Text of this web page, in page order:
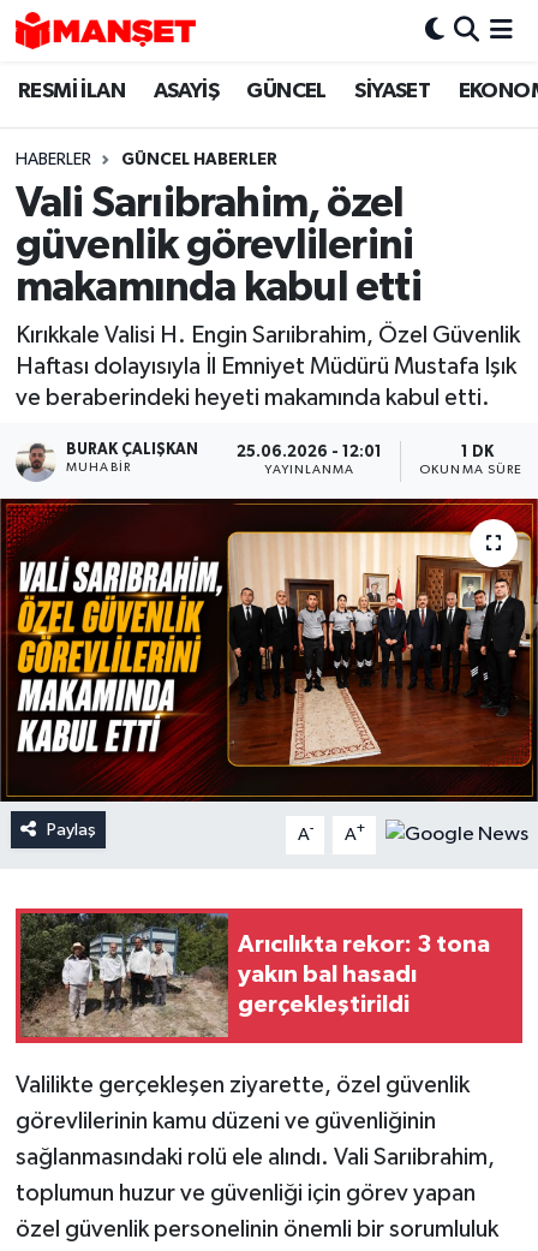
RESMİ İLAN ASAYİŞ GÜNCEL SİYASET
HABERLER GÜNCEL HABERLER
Vali Sarıibrahim, özel
güvenlik görevlilerini
makamında kabul etti
Kırıkkale Valisi H. Engin Sarıibrahim, Özel Güvenlik
Haftası dolayısıyla İl Emniyet Müdürü Mustafa Işık
ve beraberindeki heyeti makamında kabul etti.
BURAK ÇALIŞKAN
MUHABIR
25.06.2026 - 12:01
YAYINLANMA
1 DK
OKUNMA SÜRESI
Paylaş A- A+
Arıcılıkta rekor: 3 tona
yakın bal hasadı
gerçekleştirildi
Valilikte gerçekleşen ziyarette, özel güvenlik
görevlilerinin kamu düzeni ve güvenliğinin
sağlanmasındaki rolü ele alındı. Vali Sarıibrahim,
toplumun huzur ve güvenliği için görev yapan
özel güvenlik personelinin önemli bir sorumluluk
Hava Durumu
Trafik Durumu
Süper Lig Puan Durumu ve Fikstür
Tüm Manşetler
Son Dakika Haberleri
Haber Arşivi